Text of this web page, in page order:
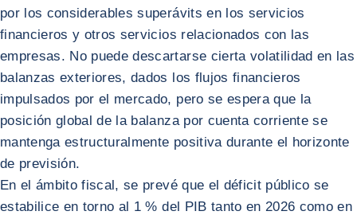
por los considerables superávits en los servicios
financieros y otros servicios relacionados con las
empresas. No puede descartarse cierta volatilidad en las
balanzas exteriores, dados los flujos financieros
impulsados por el mercado, pero se espera que la
posición global de la balanza por cuenta corriente se
mantenga estructuralmente positiva durante el horizonte
de previsión.
En el ámbito fiscal, se prevé que el déficit público se
estabilice en torno al 1 % del PIB tanto en 2026 como en